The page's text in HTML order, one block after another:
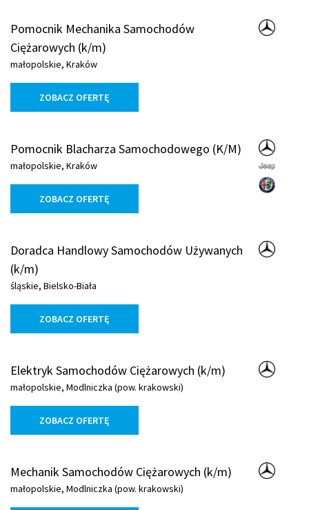
Pomocnik Mechanika Samochodów
Ciężarowych (k/m)
małopolskie, Kraków
ZOBACZ OFERTĘ
Pomocnik Blacharza Samochodowego (K/M)​
małopolskie, Kraków
ZOBACZ OFERTĘ
Doradca Handlowy Samochodów Używanych
(k/m)
śląskie, Bielsko-Biała
ZOBACZ OFERTĘ
Elektryk Samochodów Ciężarowych (k/m)
małopolskie, Modlniczka (pow. krakowski)
ZOBACZ OFERTĘ
Mechanik Samochodów Ciężarowych (k/m)
małopolskie, Modlniczka (pow. krakowski)